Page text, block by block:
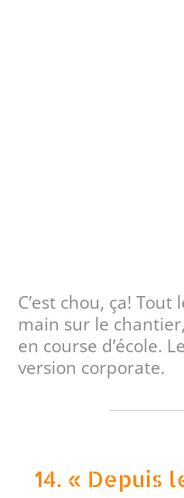
C’est chou, ça!
main sur le
en course d’école.
version corporate.
14. « Depuis